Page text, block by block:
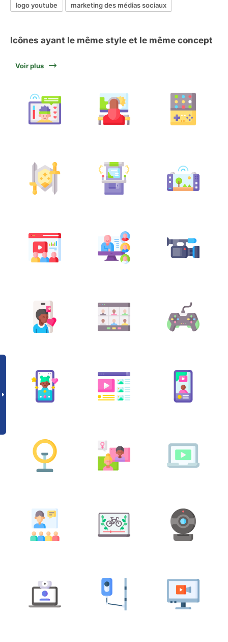
logo youtube
marketing des médias sociaux
Icônes ayant le même style et le même concept
Voir plus